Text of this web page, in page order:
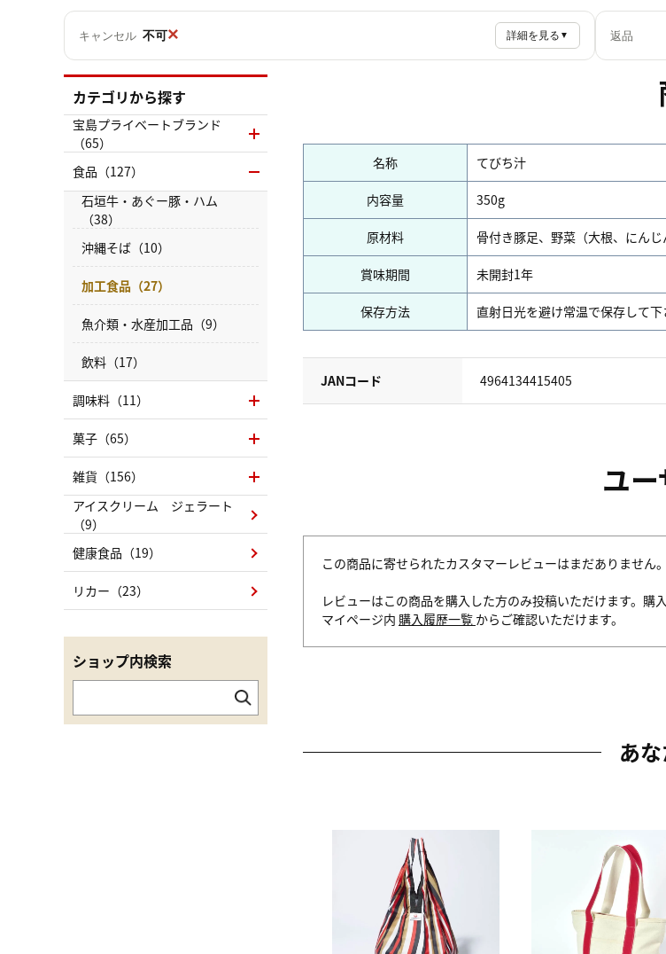
キャンセル 不可× 詳細を見る ▼ 返品
名称 てびち汁
内容量 350g
原材料 骨付き豚足、野菜（大根、にん
賞味期間 未開封1年
保存方法 直射日光を避け常温で保存して下
JANコード 4964134415405
ユ
この商品に寄せられたカスタマーレビューはまだありません。
レビューはこの商品を購入した方のみ投稿いただけます。購
マイページ内 購入履歴一覧 からご確認いただけます。
あ
カテゴリから探す
宝島プライベートブランド
（65）
食品（127）
石垣牛・あぐー豚・ハム
（38）
沖縄そば（10）
加工食品（27）
魚介類・水産加工品（9）
飲料（17）
調味料（11）
菓子（65）
雑貨（156）
アイスクリーム ジェラート
（9）
健康食品（19）
リカー（23）
ショップ内検索